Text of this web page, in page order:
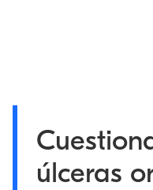
úlceras